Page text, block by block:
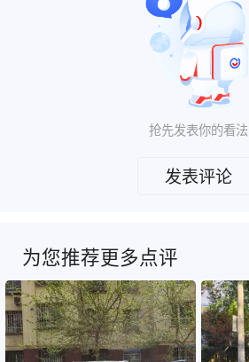
抢先发表你的看法
发表评论
为您推荐更多点评